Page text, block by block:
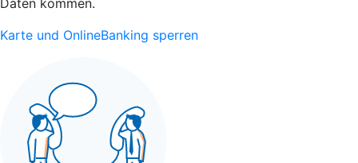
Karte und OnlineBanking sperren